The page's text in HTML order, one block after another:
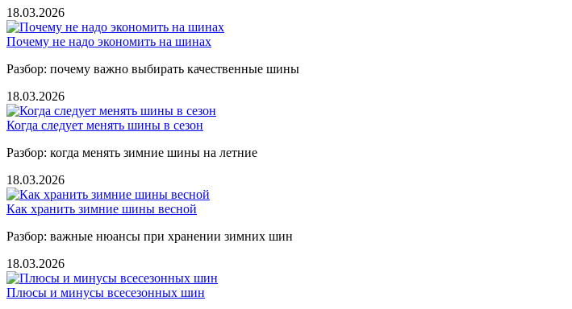
18.03.2026
Почему не надо экономить на шинах
Разбор: почему важно выбирать качественные шины
18.03.2026
Когда следует менять шины в сезон
Разбор: когда менять зимние шины на летние
18.03.2026
Как хранить зимние шины весной
Разбор: важные нюансы при хранении зимних шин
18.03.2026
Плюсы и минусы всесезонных шин